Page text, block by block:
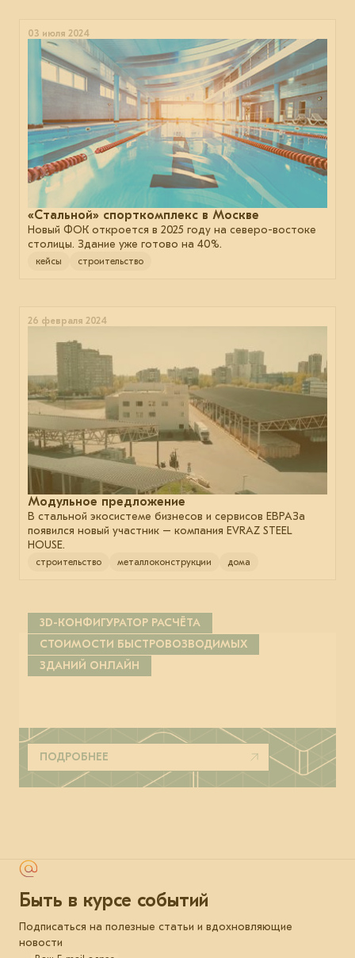
03 июля 2024
«Стальной» спорткомплекс в Москве
Новый ФОК откроется в 2025 году на северо-востоке
столицы. Здание уже готово на 40%.
кейсы строительство
26 февраля 2024
Модульное предложение
В стальной экосистеме бизнесов и сервисов ЕВРАЗа
появился новый участник – компания EVRAZ STEEL
HOUSE.
строительство металлоконструкции дома
3D-КОНФИГУРАТОР РАСЧЁТА
СТОИМОСТИ БЫСТРОВОЗВОДИМЫХ
ЗДАНИЙ ОНЛАЙН
ПОДРОБНЕЕ
Быть в курсе событий
Подписаться на полезные статьи и вдохновляющие
новости